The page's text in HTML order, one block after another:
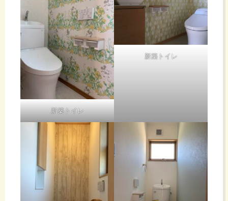
新築トイレ
新築トイレ